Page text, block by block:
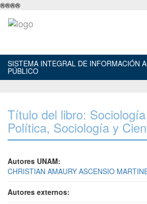
®®®®
SISTEMA INTEGRAL DE INFORMACIÓN
PÚBLICO
Título del libro:
Política, Sociología y
Autores UNAM:
CHRISTIAN AMAURY ASCENSIO
Autores externos: